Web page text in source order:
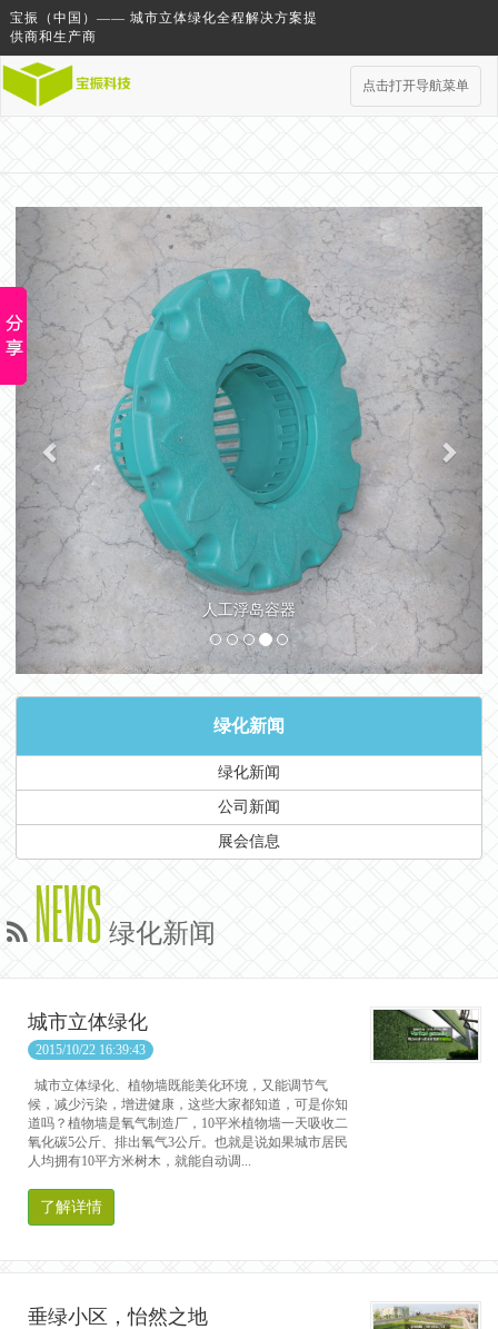
宝振（中国）—— 城市立体绿化全程解决方案提
供商和生产商
点击打开导航菜单
人工浮岛容器
Previous Next
绿化新闻
绿化新闻
公司新闻
展会信息
NEWS 绿化新闻
城市立体绿化
2015/10/22 16:39:43
城市立体绿化、植物墙既能美化环境，又能调节气
候，减少污染，增进健康，这些大家都知道，可是你知
道吗？植物墙是氧气制造厂，10平米植物墙一天吸收二
氧化碳5公斤、排出氧气3公斤。也就是说如果城市居民
人均拥有10平方米树木，就能自动调...
了解详情
垂绿小区，怡然之地